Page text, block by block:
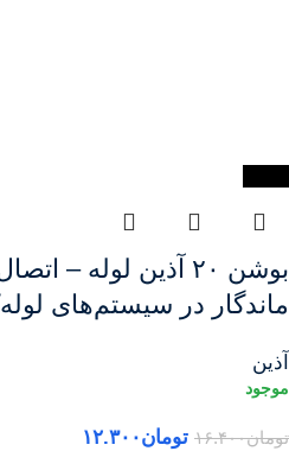
بوشن ۲۰ آذین لوله
ماندگار در سیستم‌های
آذین
تومان۱۶.۴۰۰ تومان۱۲.۳۰۰